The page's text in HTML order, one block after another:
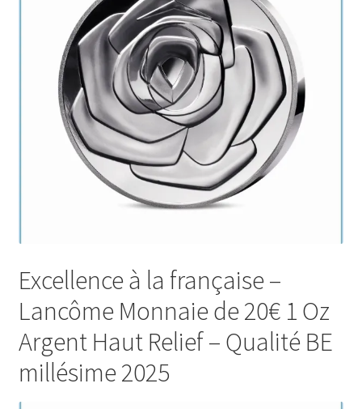
Excellence à la française –
Lancôme Monnaie de 20€ 1 Oz
Argent Haut Relief – Qualité BE
millésime 2025